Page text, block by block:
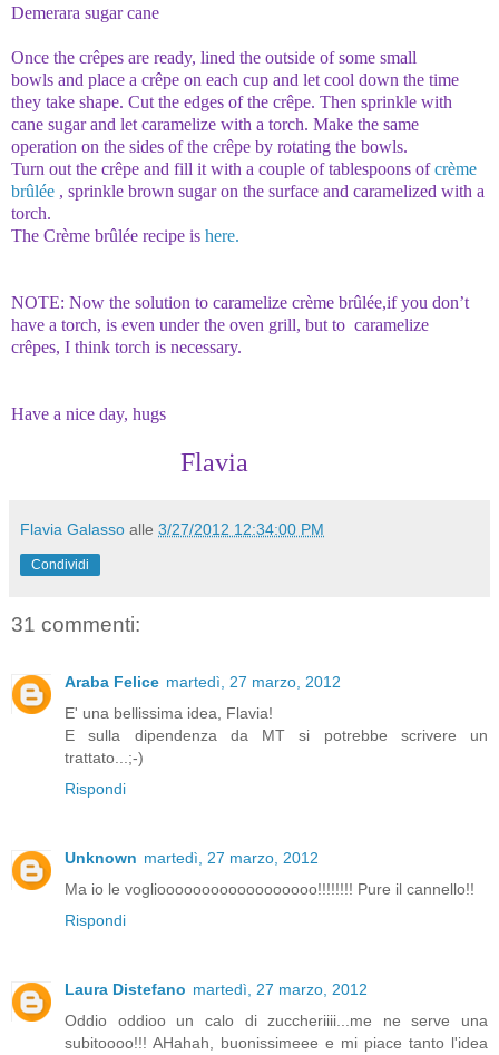
Demerara sugar cane
Once the crêpes are ready, lined the outside of some small
bowls and place a crêpe on each cup and let cool down the time
they take shape. Cut the edges of the crêpe. Then sprinkle with
cane sugar and let caramelize with a torch. Make the same
operation on the sides of the crêpe by rotating the bowls.
Turn out the crêpe and fill it with a couple of tablespoons of crème
brûlée , sprinkle brown sugar on the surface and caramelized with a
torch.
The Crème brûlée recipe is here.
NOTE: Now the solution to caramelize crème brûlée,if you don’t
have a torch, is even under the oven grill, but to caramelize
crêpes, I think torch is necessary.
Have a nice day, hugs
Flavia
Flavia Galasso alle 3/27/2012 12:34:00 PM
Condividi
31 commenti:
Araba Felice martedì, 27 marzo, 2012
E' una bellissima idea, Flavia!
E sulla dipendenza da MT si potrebbe scrivere un
trattato...;-)
Rispondi
Unknown martedì, 27 marzo, 2012
Ma io le voglioooooooooooooooooo!!!!!!!! Pure il cannello!!
Rispondi
Laura Distefano martedì, 27 marzo, 2012
Oddio oddioo un calo di zuccheriiii...me ne serve una
subitoooo!!! AHahah, buonissimeee e mi piace tanto l'idea